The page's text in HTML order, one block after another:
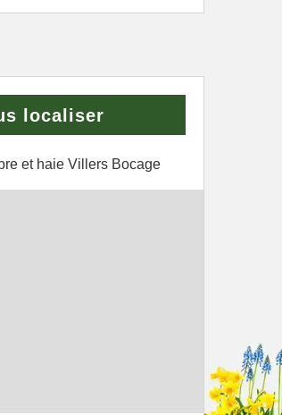
localiser
et haie Villers Bocage